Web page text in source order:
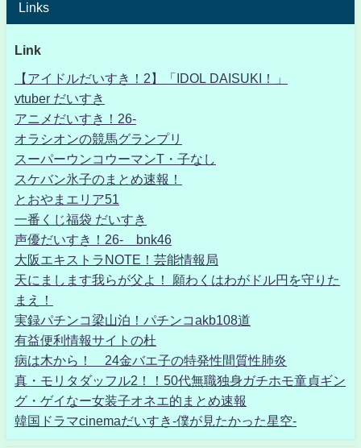
Links
Link
【アイドルだいすき！2】「IDOL DAISUKI！」
vtuber だいすき
アニメだいすき！26-
オラシオンの競馬グランプリ
スーパーウンコウーマンT・子なし
スケバン氷子のまとめ速報！
とおやまエリア51
一番くじ福袋 だいすき
声優だいすき！26- bnk46
大阪エキストラNOTE！芸能情報局
天にまします我らが父よ！ 願わくはわがドル円を守りた
まえ！
実録パチンコ梁山泊！パチンコakb108道
有益便利情報サイトの杜
病は木から！ 24金バエ子の特発性間質性肺炎
真・モリタダッフル2！！50代無職独身ガチホモ童貞ギン
グ・ゲイなー女装子オネエ的まとめ速報
韓国ドラマcinemaだいすき-僕が見たかった星空-